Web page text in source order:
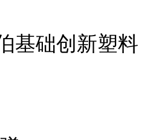
基础创新塑料